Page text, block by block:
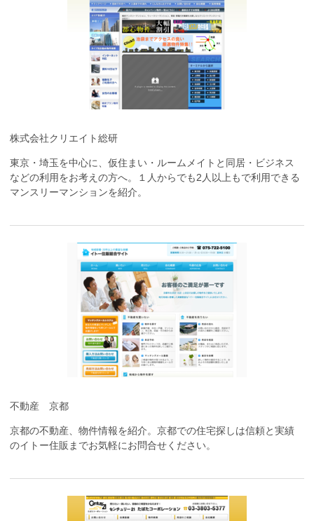
株式会社クリエイト総研
東京・埼玉を中心に、仮住まい・ルームメイトと同居・ビジネス
などの利用をお考えの方へ。１人からでも2人以上もで利用できる
マンスリーマンションを紹介。
不動産 京都
京都の不動産、物件情報を紹介。京都での住宅探しは信頼と実績
のイトー住販までお気軽にお問合せください。